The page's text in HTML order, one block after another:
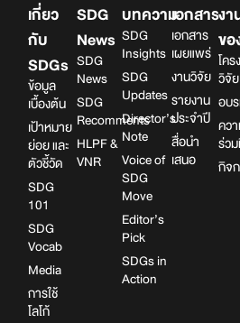
เกี่ยว
กับ
SDGs
ข้อมูล
เบื้องต้น
เป้าหมาย
ย่อย และ
ตัวชี้วัด
SDG
101
SDG
Vocab
Media
การใช้
โลโก้
SDG
News
SDG
News
SDG
Recomments
HLPF &
VNR
บทความ
SDG
Insights
SDG
Updates
Director’s
Note
Voice of
SDG
Move
Editor’s
Pick
SDGs in
Action
เอกสาร
เอกสาร
เผยแพร่
งานวิจัย
รายงาน
ประจำปี
สื่อนำ
เสนอ
งา
ขอ
โค
วิจัย
อบ
คว
ร่ว
กิจ